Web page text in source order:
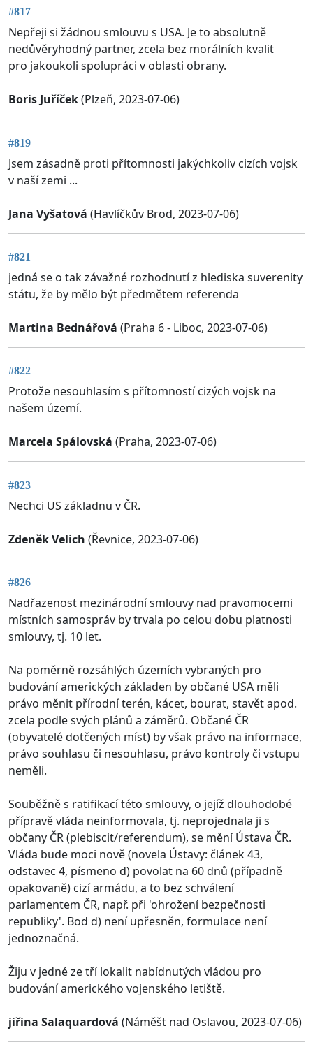
#817
Nepřeji si žádnou smlouvu s USA. Je to absolutně
nedůvěryhodný partner, zcela bez morálních kvalit
pro jakoukoli spolupráci v oblasti obrany.
Boris Juříček(Plzeň, 2023-07-06)
#819
Jsem zásadně proti přítomnosti jakýchkoliv cizích vojsk
v naší zemi ...
Jana Vyšatová (Havlíčkův Brod, 2023-07-06)
#821
jedná se o tak závažné rozhodnutí z hlediska suverenity
státu, že by mělo být předmětem referenda
Martina Bednářová (Praha 6 - Liboc, 2023-07-06)
#822
Protože nesouhlasím s přítomností cizých vojsk na
našem území.
Marcela Spálovská (Praha, 2023-07-06)
#823
Nechci US základnu v ČR.
Zdeněk Velich (Řevnice, 2023-07-06)
#826
Nadřazenost mezinárodní smlouvy nad pravomocemi
místních samospráv by trvala po celou dobu platnosti
smlouvy, tj. 10 let.
Na poměrně rozsáhlých územích vybraných pro
budování amerických základen by občané USA měli
právo měnit přírodní terén, kácet, bourat, stavět apod.
zcela podle svých plánů a záměrů. Občané ČR
(obyvatelé dotčených míst) by však právo na informace,
právo souhlasu či nesouhlasu, právo kontroly či vstupu
neměli.
Souběžně s ratifikací této smlouvy, o jejíž dlouhodobé
přípravě vláda neinformovala, tj. neprojednala ji s
občany ČR (plebiscit/referendum), se mění Ústava ČR.
Vláda bude moci nově (novela Ústavy: článek 43,
odstavec 4, písmeno d) povolat na 60 dnů (případně
opakovaně) cizí armádu, a to bez schválení
parlamentem ČR, např. při 'ohrožení bezpečnosti
republiky'. Bod d) není upřesněn, formulace není
jednoznačná.
Žiju v jedné ze tří lokalit nabídnutých vládou pro
budování amerického vojenského letiště.
jiřina Salaquardová (Náměšt nad Oslavou, 2023-07-06)